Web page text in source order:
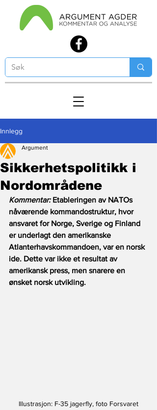
Innlegg
Sikkerhetspolitikk i
Nordområdene
Argument
Kommentar: Etableringen av NATOs
nåværende kommandostruktur, hvor
ansvaret for Norge, Sverige og Finland
er underlagt den amerikanske
Atlanterhavskommandoen, var en norsk
ide. Dette var ikke et resultat av
amerikansk press, men snarere en
ønsket norsk utvikling.
Illustrasjon: F-35 jagerfly, foto Forsvaret